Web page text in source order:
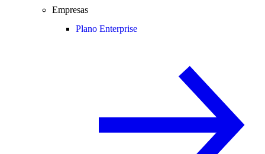
Empresas
Plano Enterprise